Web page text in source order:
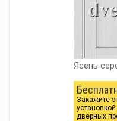
Ясень
Закажите
дверных